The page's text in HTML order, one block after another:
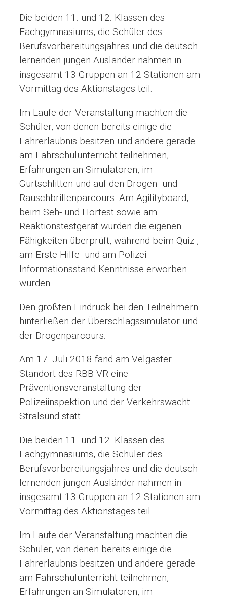
Die beiden 11. und 12. Klassen des
Fachgymnasiums, die Schüler des
Berufsvorbereitungsjahres und die deutsch
lernenden jungen Ausländer nahmen in
insgesamt 13 Gruppen an 12 Stationen am
Vormittag des Aktionstages teil.
Im Laufe der Veranstaltung machten die
Schüler, von denen bereits einige die
Fahrerlaubnis besitzen und andere gerade
am Fahrschulunterricht teilnehmen,
Erfahrungen an Simulatoren, im
Gurtschlitten und auf den Drogen- und
Rauschbrillenparcours. Am Agilityboard,
beim Seh- und Hörtest sowie am
Reaktionstestgerät wurden die eigenen
Fähigkeiten überprüft, während beim Quiz-,
am Erste Hilfe- und am Polizei-
Informationsstand Kenntnisse erworben
wurden.
Den größten Eindruck bei den Teilnehmern
hinterließen der Überschlagssimulator und
der Drogenparcours.
Am 17. Juli 2018 fand am Velgaster
Standort des RBB VR eine
Präventionsveranstaltung der
Polizeiinspektion und der Verkehrswacht
Stralsund statt.
Die beiden 11. und 12. Klassen des
Fachgymnasiums, die Schüler des
Berufsvorbereitungsjahres und die deutsch
lernenden jungen Ausländer nahmen in
insgesamt 13 Gruppen an 12 Stationen am
Vormittag des Aktionstages teil.
Im Laufe der Veranstaltung machten die
Schüler, von denen bereits einige die
Fahrerlaubnis besitzen und andere gerade
am Fahrschulunterricht teilnehmen,
Erfahrungen an Simulatoren, im